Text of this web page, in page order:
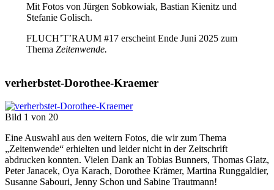
Mit Fotos von Jürgen Sobkowiak, Bastian Kienitz und
Stefanie Golisch.
FLUCH’T’RAUM #17 erscheint Ende Juni 2025 zum
Thema Zeitenwende.
verherbstet-Dorothee-Kraemer
Bild 1 von 20
Eine Auswahl aus den weitern Fotos, die wir zum Thema
„Zeitenwende“ erhielten und leider nicht in der Zeitschrift
abdrucken konnten. Vielen Dank an Tobias Bunners, Thomas Glatz,
Peter Janacek, Oya Karach, Dorothee Krämer, Martina Runggaldier,
Susanne Sabouri, Jenny Schon und Sabine Trautmann!